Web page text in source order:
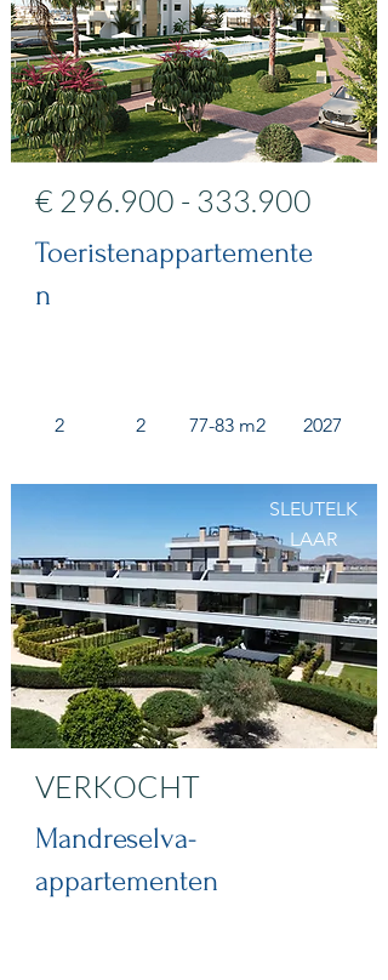
€ 296.900 - 333.900
Toeristenappartemente
n
2 2 77-83 m2 2027
SLEUTELK
LAAR
VERKOCHT
Mandreselva-
appartementen